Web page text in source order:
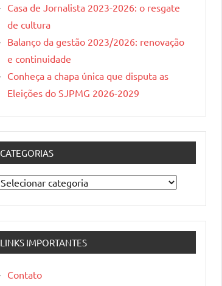
Casa de Jornalista 2023-2026: o resgate
de cultura
Balanço da gestão 2023/2026: renovação
e continuidade
Conheça a chapa única que disputa as
Eleições do SJPMG 2026-2029
CATEGORIAS
Categorias
LINKS IMPORTANTES
Contato